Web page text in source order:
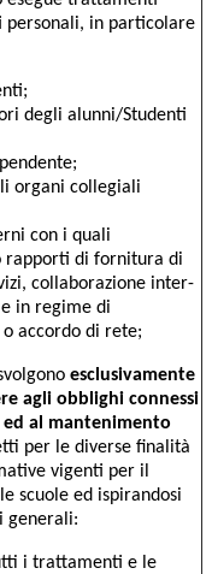
in particolare
degli alunni/Studenti
organi collegiali
con i quali
rapporti di fornitura di
collaborazione inter-
in regime di
o accordo di rete;
esclusivamente
agli obblighi connessi
al mantenimento
per le diverse finalità
vigenti per il
scuole ed ispirandosi
generali:
i trattamenti e le